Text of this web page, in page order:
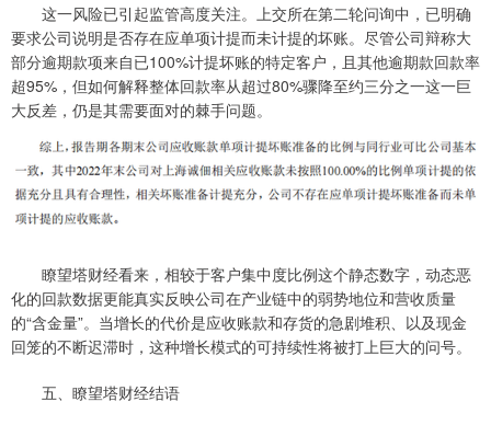
这一风险已引起监管高度关注。上交所在第二轮问询中，已明确
要求公司说明是否存在应单项计提而未计提的坏账。尽管公司辩称大
部分逾期款项来自已100%计提坏账的特定客户，且其他逾期款回款率
超95%，但如何解释整体回款率从超过80%骤降至约三分之一这一巨
大反差，仍是其需要面对的棘手问题。
瞭望塔财经看来，相较于客户集中度比例这个静态数字，动态恶
化的回款数据更能真实反映公司在产业链中的弱势地位和营收质量
的“含金量”。当增长的代价是应收账款和存货的急剧堆积、以及现金
回笼的不断迟滞时，这种增长模式的可持续性将被打上巨大的问号。
五、瞭望塔财经结语